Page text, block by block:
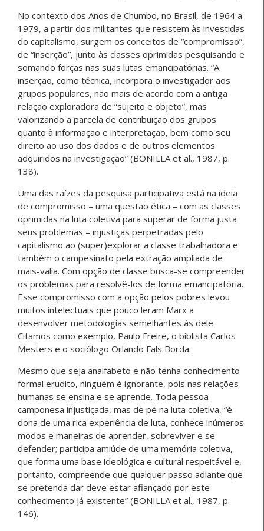
No contexto dos Anos de Chumbo, no Brasil, de 1964 a
1979, a partir dos militantes que resistem às investidas
do capitalismo, surgem os conceitos de “compromisso”,
de “inserção”, junto às classes oprimidas pesquisando e
somando forças nas suas lutas emancipatórias. “A
inserção, como técnica, incorpora o investigador aos
grupos populares, não mais de acordo com a antiga
relação exploradora de “sujeito e objeto”, mas
valorizando a parcela de contribuição dos grupos
quanto à informação e interpretação, bem como seu
direito ao uso dos dados e de outros elementos
adquiridos na investigação” (BONILLA et al., 1987, p.
138).
Uma das raízes da pesquisa participativa está na ideia
de compromisso – uma questão ética – com as classes
oprimidas na luta coletiva para superar de forma justa
seus problemas – injustiças perpetradas pelo
capitalismo ao (super)explorar a classe trabalhadora e
também o campesinato pela extração ampliada de
mais-valia. Com opção de classe busca-se compreender
os problemas para resolvê-los de forma emancipatória.
Esse compromisso com a opção pelos pobres levou
muitos intelectuais que pouco leram Marx a
desenvolver metodologias semelhantes às dele.
Citamos como exemplo, Paulo Freire, o biblista Carlos
Mesters e o sociólogo Orlando Fals Borda.
Mesmo que seja analfabeto e não tenha conhecimento
formal erudito, ninguém é ignorante, pois nas relações
humanas se ensina e se aprende. Toda pessoa
camponesa injustiçada, mas de pé na luta coletiva, “é
dona de uma rica experiência de luta, conhece inúmeros
modos e maneiras de aprender, sobreviver e se
defender; participa amiúde de uma memória coletiva,
que forma uma base ideológica e cultural respeitável e,
portanto, compreende que qualquer passo adiante que
se pretenda dar deve estar afiançado por este
conhecimento já existente” (BONILLA et al., 1987, p.
146).